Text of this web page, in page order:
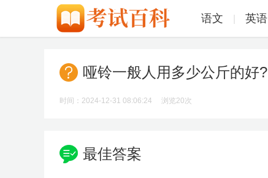
语文 英语
哑铃一般人用多少公斤的好?
时间：2024-12-31 08:06:24 浏览20次
最佳答案